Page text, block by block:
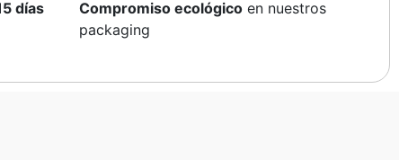
días Compromiso ecológicoen nuestros
packaging